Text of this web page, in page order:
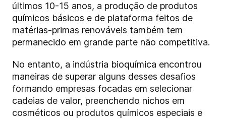
últimos 10-15 anos, a produção de produtos
químicos básicos e de plataforma feitos de
matérias-primas renováveis também tem
permanecido em grande parte não competitiva.
No entanto, a indústria bioquímica encontrou
maneiras de superar alguns desses desafios
formando empresas focadas em selecionar
cadeias de valor, preenchendo nichos em
cosméticos ou produtos químicos especiais e